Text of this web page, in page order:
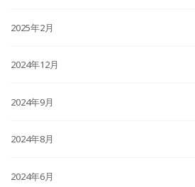
2025年2月
2024年12月
2024年9月
2024年8月
2024年6月